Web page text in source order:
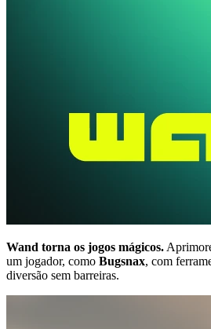
Wand torna os jogos mágicos.
um jogador, como Bugsnax, com
diversão sem barreiras.